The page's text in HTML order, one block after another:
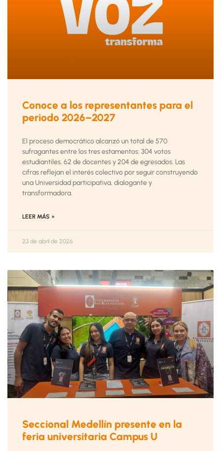
Conoce a los representantes para el
periodo 2026–2027
El proceso democrático alcanzó un total de 570
sufragantes entre los tres estamentos: 304 votos
estudiantiles, 62 de docentes y 204 de egresados. Las
cifras reflejan el interés colectivo por seguir construyendo
una Universidad participativa, dialogante y
transformadora.
LEER MÁS »
23 de abril de 2026
Seccional Medellín presente en la
feria universitaria Campus U